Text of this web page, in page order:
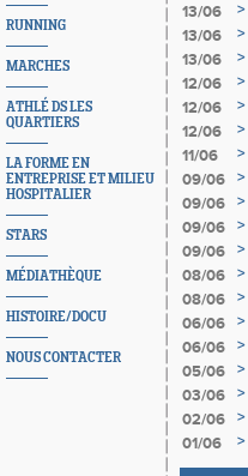
RUNNING
MARCHES
ATHLÉ DS LES
QUARTIERS
LA FORME EN
ENTREPRISE ET MILIEU
HOSPITALIER
STARS
MÉDIATHÈQUE
HISTOIRE/DOCU
NOUS CONTACTER
13/06
>
13/06 >
13/06
>
12/06 >
12/06 >
12/06 >
11/06
>
09/06
>
09/06
>
09/06 >
09/06 >
08/06 >
08/06
>
06/06 >
06/06
>
05/06 >
03/06
>
02/06
>
01/06
>